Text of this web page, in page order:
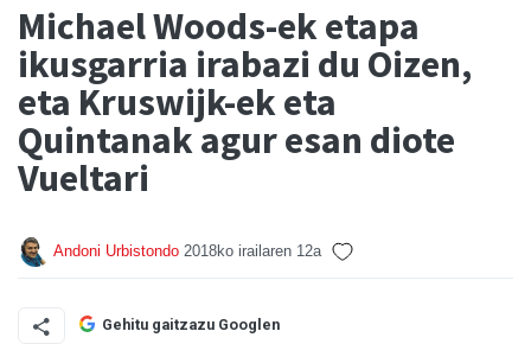
Michael Woods-ek etapa
ikusgarria irabazi du Oizen,
eta Kruswijk-ek eta
Quintanak agur esan diote
Vueltari
Andoni Urbistondo 2018ko irailaren 12a
Gehitu gaitzazu Googlen